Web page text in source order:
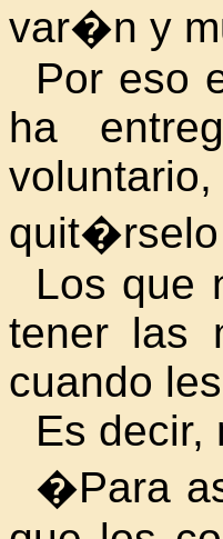
var�n y
Por eso
ha
quit�rselo
Los que
tener las
cuando
Es decir,
�Para